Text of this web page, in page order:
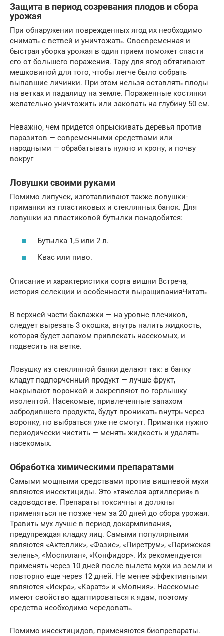
Защита в период созревания плодов и сбора
урожая
При обнаружении поврежденных ягод их необходимо
снимать с ветвей и уничтожать. Своевременная и
быстрая уборка урожая в один прием поможет спасти
его от большего поражения. Тару для ягод обтягивают
мешковиной для того, чтобы легче было собрать
выпавшие личинки. При этом нельзя оставлять плоды
на ветках и падалицу на земле. Пораженные костянки
желательно уничтожить или закопать на глубину 50 см.
Неважно, чем придется опрыскивать деревья против
паразитов — современными средствами или
народными — обрабатывать нужно и крону, и почву
вокруг
Ловушки своими руками
Помимо липучек, изготавливают также ловушки-
приманки из пластиковых и стеклянных банок. Для
ловушки из пластиковой бутылки понадобится:
Бутылка 1,5 или 2 л.
Квас или пиво.
Описание и характеристики сорта вишни Встреча,
история селекции и особенности выращиванияЧитать
В верхней части баклажки — на уровне плечиков,
следует вырезать 3 окошка, внутрь налить жидкость,
которая будет запахом привлекать насекомых, и
подвесить на ветке.
Ловушку из стеклянной банки делают так: в банку
кладут подпорченный продукт — лучше фрукт,
накрывают воронкой и закрепляют по горлышку
изолентой. Насекомые, привлеченные запахом
забродившего продукта, будут проникать внутрь через
воронку, но выбраться уже не смогут. Приманки нужно
периодически чистить — менять жидкость и удалять
насекомых.
Обработка химическими препаратами
Самыми мощными средствами против вишневой мухи
являются инсектициды. Это «тяжелая артиллерия» в
садоводстве. Препараты токсичны и должны
применяться не позже чем за 20 дней до сбора урожая.
Травить мух лучше в период докармливания,
предупреждая кладку яиц. Самыми популярными
являются «Актеллик», «Фазис», «Пиретрум», «Парижская
зелень», «Моспилан», «Конфидор». Их рекомендуется
применять через 10 дней после вылета мухи из земли и
повторно еще через 12 дней. Не менее эффективными
являются «Искра», «Каратэ» и «Молния». Насекомые
имеют свойство адаптироваться к ядам, поэтому
средства необходимо чередовать.
Помимо инсектицидов, применяются биопрепараты.